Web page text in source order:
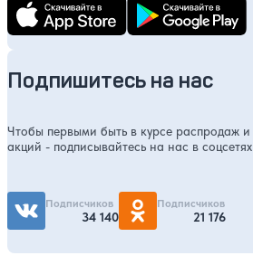
Подпишитесь на нас
Чтобы первыми быть в курсе распродаж и
акций - подписывайтесь на нас в соцсетях
Подписчиков
34 140
Подписчиков
21 176